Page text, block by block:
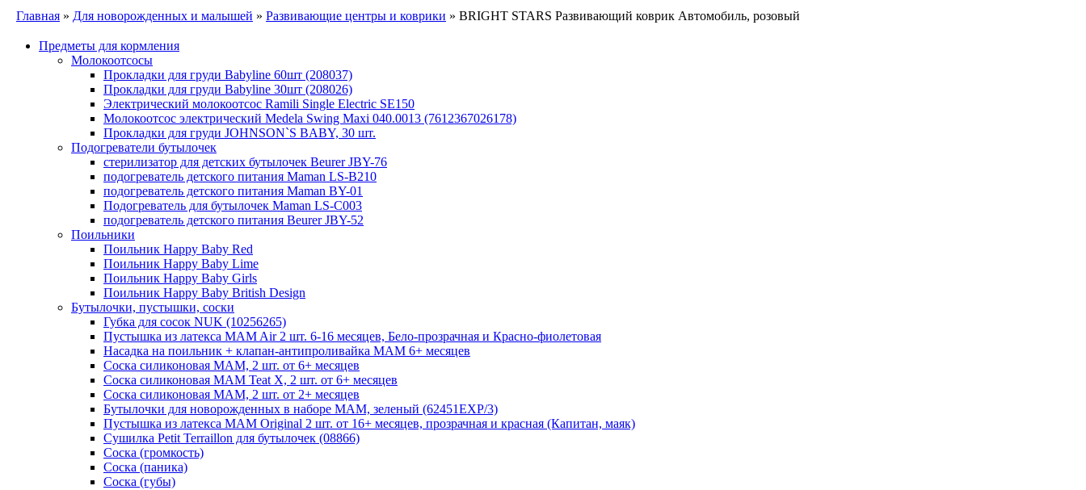
Главная » Для новорожденных и малышей » Развивающие центры и коврики » BRIGHT STARS Развивающий коврик Автомобиль, розовый
Предметы для кормления
Молокоотсосы
Прокладки для груди Babyline 60шт (208037)
Прокладки для груди Babyline 30шт (208026)
Электрический молокоотсос Ramili Single Electric SE150
Молокоотсос электрический Medela Swing Maxi 040.0013 (7612367026178)
Прокладки для груди JOHNSON`S BABY, 30 шт.
Подогреватели бутылочек
стерилизатор для детских бутылочек Beurer JBY-76
подогреватель детского питания Maman LS-B210
подогреватель детского питания Maman BY-01
Подогреватель для бутылочек Maman LS-C003
подогреватель детского питания Beurer JBY-52
Поильники
Поильник Happy Baby Red
Поильник Happy Baby Lime
Поильник Happy Baby Girls
Поильник Happy Baby British Design
Бутылочки, пустышки, соски
Губка для сосок NUK (10256265)
Пустышка из латекса MAM Air 2 шт. 6-16 месяцев, Бело-прозрачная и Красно-фиолетовая
Насадка на поильник + клапан-антипроливайка MAM 6+ месяцев
Соска силиконовая MAM, 2 шт. от 6+ месяцев
Соска силиконовая MAM Teat X, 2 шт. от 6+ месяцев
Соска силиконовая MAM, 2 шт. от 2+ месяцев
Бутылочки для новорожденных в наборе MAM, зеленый (62451EXP/3)
Пустышка из латекса MAM Original 2 шт. от 16+ месяцев, прозрачная и красная (Капитан, маяк)
Сушилка Petit Terraillon для бутылочек (08866)
Соска (громкость)
Соска (паника)
Соска (губы)